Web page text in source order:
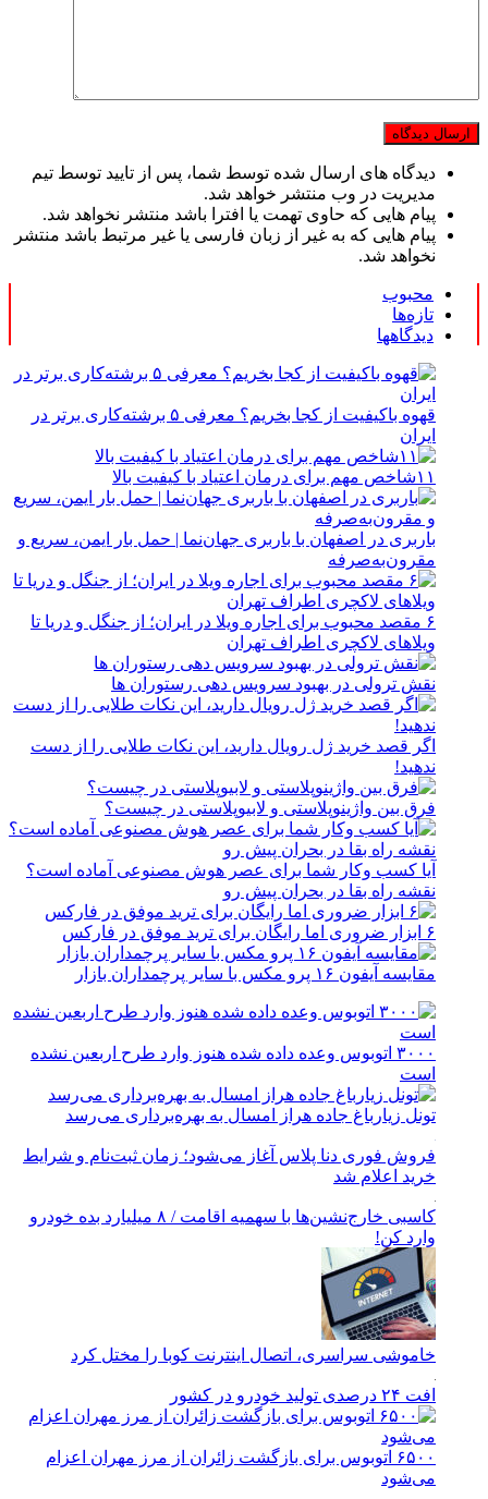
دیدگاه های ارسال شده توسط شما، پس از تایید توسط تیم
مدیریت در وب منتشر خواهد شد.
پیام هایی که حاوی تهمت یا افترا باشد منتشر نخواهد شد.
پیام هایی که به غیر از زبان فارسی یا غیر مرتبط باشد منتشر
نخواهد شد.
محبوب
تازه‌ها
دیدگاهها
قهوه باکیفیت از کجا بخریم؟ معرفی ۵ برشته‌کاری برتر در
ایران
۱۱شاخص مهم برای درمان اعتیاد با کیفیت بالا
باربری در اصفهان با باربری جهان‌نما | حمل بار ایمن، سریع و
مقرون‌به‌صرفه
۶ مقصد محبوب برای اجاره ویلا در ایران؛ از جنگل و دریا تا
ویلاهای لاکچری اطراف تهران
نقش ترولی در بهبود سرویس دهی رستوران ها
اگر قصد خرید ژل رویال دارید، این نکات طلایی را از دست
ندهید!
فرق بین واژینوپلاستی و لابیوپلاستی در چیست؟
آیا کسب وکار شما برای عصر هوش مصنوعی آماده است؟
نقشه راه بقا در بحران پیش رو
۶ ابزار ضروری اما رایگان برای ترید موفق در فارکس
مقایسه آیفون ۱۶ پرو مکس با سایر پرچمداران بازار
۳۰۰۰ اتوبوس وعده داده شده هنوز وارد طرح اربعین نشده
است
تونل زیارباغ جاده هراز امسال به بهره‌برداری می‌رسد
فروش فوری دنا پلاس آغاز می‌شود؛ زمان ثبت‌نام و شرایط
خرید اعلام شد
کاسبی خارج‌نشین‌ها با سهمیه اقامت / ۸ میلیارد بده خودرو
وارد کن!
خاموشی سراسری، اتصال اینترنت کوبا را مختل کرد
افت ۲۴ درصدی تولید خودرو در کشور
۶۵۰۰ اتوبوس برای بازگشت زائران از مرز مهران اعزام
می‌شود